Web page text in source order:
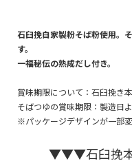
石臼挽自家製粉そば粉使用。
す。
一福秘伝の熟成だし付き。
賞味期限について：石臼挽き
そばつゆの賞味期限：製造日
※パッケージデザインが一部
▼▼▼石臼挽